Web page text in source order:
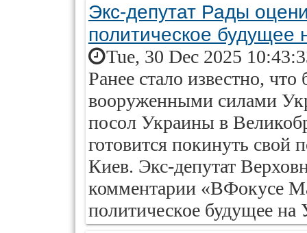
Экс-депутат Рады
политическое будущее
Tue, 30 Dec 2025
Ранее стало известно,
вооруженными силами
посол Украины в
готовится покинуть свой
Киев. Экс-депутат
комментарии «ВФокусе
политическое будущее на